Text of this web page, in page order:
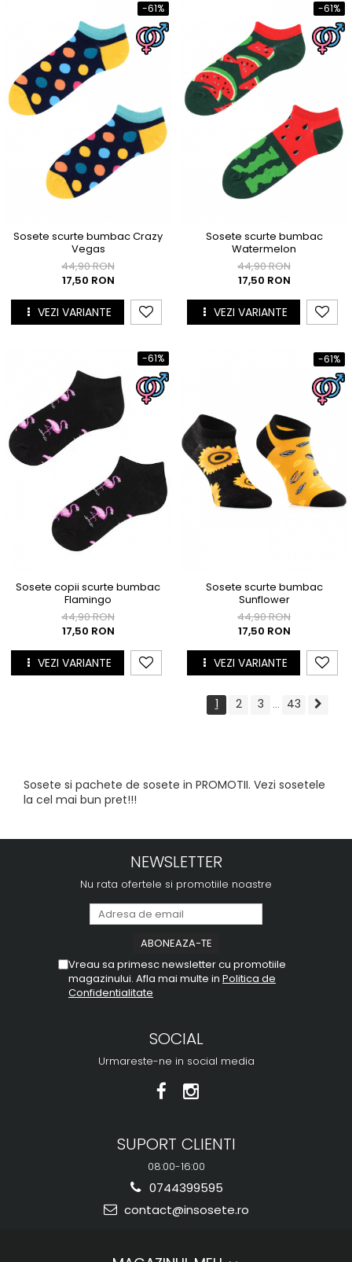
-61%
Sosete scurte bumbac Crazy
Vegas
44,90 RON
17,50 RON
VEZI VARIANTE
-61%
Sosete scurte bumbac
Watermelon
44,90 RON
17,50 RON
VEZI VARIANTE
-61%
Sosete copii scurte bumbac
Flamingo
44,90 RON
17,50 RON
VEZI VARIANTE
-61%
Sosete scurte bumbac
Sunflower
44,90 RON
17,50 RON
VEZI VARIANTE
1 2 3 ... 43
Sosete si pachete de sosete in PROMOTII. Vezi sosetele
la cel mai bun pret!!!
NEWSLETTER
Nu rata ofertele si promotiile noastre
Vreau sa primesc newsletter cu promotiile
magazinului. Afla mai multe in Politica de
Confidentialitate
SOCIAL
Urmareste-ne in social media
SUPORT CLIENTI
08:00-16:00
0744399595
contact@insosete.ro